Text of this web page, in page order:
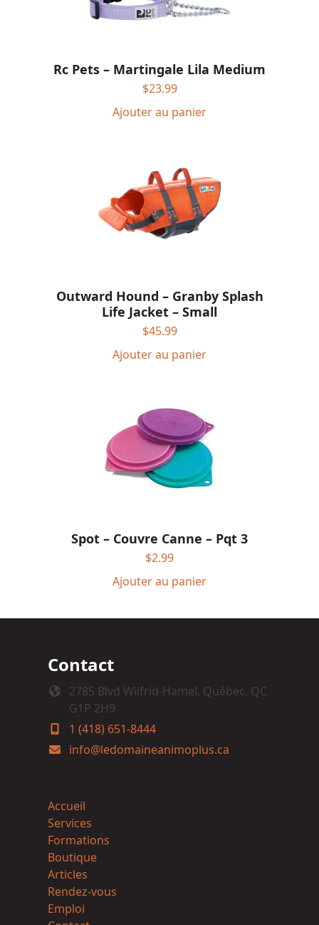
Rc Pets – Martingale Lila Medium
$23.99
Ajouter au panier
Outward Hound – Granby Splash
Life Jacket – Small
$45.99
Ajouter au panier
Spot – Couvre Canne – Pqt 3
$2.99
Ajouter au panier
Contact
2785 Blvd Wilfrid-Hamel, Québec, QC
G1P 2H9
1 (418) 651-8444
info@ledomaineanimoplus.ca
Accueil
Services
Formations
Boutique
Articles
Rendez-vous
Emploi